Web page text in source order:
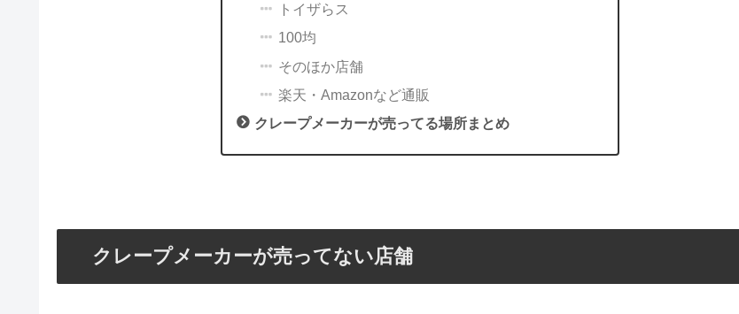
トイザらス
100均
そのほか店舗
楽天・Amazonなど通販
クレープメーカーが売ってる場所まとめ
クレープメーカーが売ってない店舗